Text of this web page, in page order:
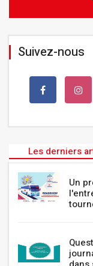
Suivez-nous
Les derniers
Un